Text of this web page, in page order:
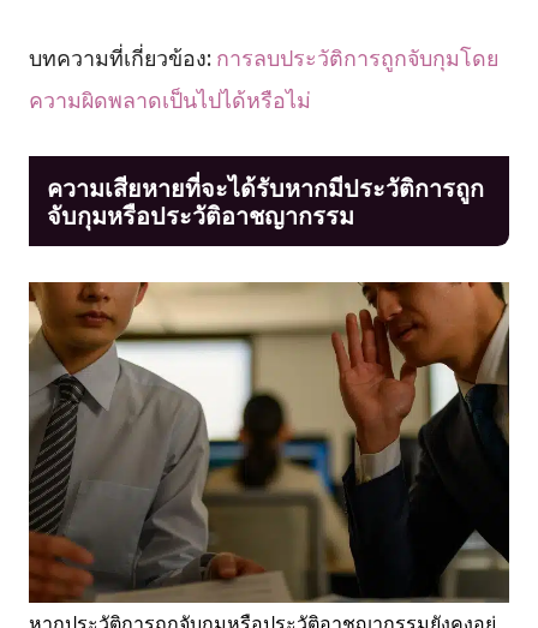
บทความที่เกี่ยวข้อง:การลบประวัติการถูกจับกุมโดย
ความผิดพลาดเป็นไปได้หรือไม่
ความเสียหายที่จะได้รับหากมีประวัติการถูก
จับกุมหรือประวัติอาชญากรรม
หากประวัติการถูกจับกุมหรือประวัติอาชญากรรมยังคงอยู่